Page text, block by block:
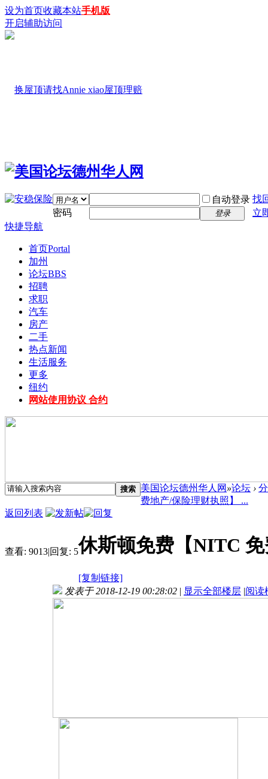
设为首页收藏本站手机版
开启辅助访问
自动登录 找
密码
登录
立
快捷导航
首页Portal
加州
论坛BBS
招聘
求职
汽车
房产
二手
热点新闻
生活服务
更多
纽约
网站使用协议 合约
搜索 美国论坛德州华人网 »论坛 ›
费地产/保险理财执照】 ...
返回列表
查看: 9013|回复: 5休斯顿免费【NITC
[复制链接]
发表于 2018-12-19 00:28:02 | 显示全部楼层 |阅读